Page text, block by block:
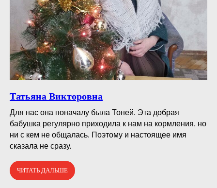
Татьяна Викторовна
Для нас она поначалу была Тоней. Эта добрая
бабушка регулярно приходила к нам на кормления, но
ни с кем не общалась. Поэтому и настоящее имя
сказала не сразу.
ЧИТАТЬ ДАЛЬШЕ